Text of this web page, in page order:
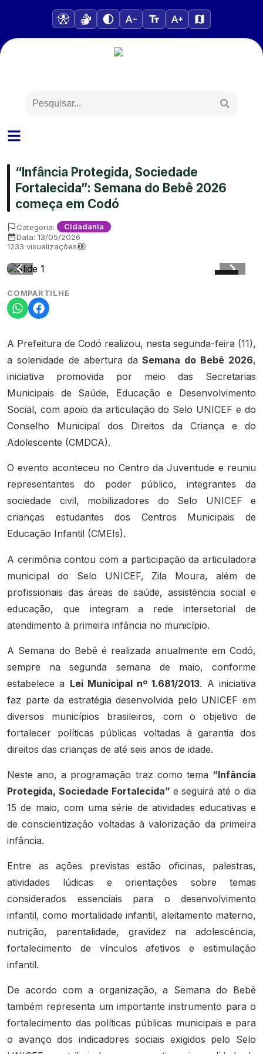
“Infância Protegida, Sociedade
Fortalecida”: Semana do Bebê 2026
começa em Codó
Categoria: Cidadania
Data: 13/05/2026
1233 visualizações
COMPARTILHE
A Prefeitura de Codó realizou, nesta segunda-feira (11),
a solenidade de abertura daSemana do Bebê 2026,
iniciativa promovida por meio das Secretarias
Municipais de Saúde, Educação e Desenvolvimento
Social, com apoio da articulação do Selo UNICEF e do
Conselho Municipal dos Direitos da Criança e do
Adolescente (CMDCA).
O evento aconteceu no Centro da Juventude e reuniu
representantes do poder público, integrantes da
sociedade civil, mobilizadores do Selo UNICEF e
crianças estudantes dos Centros Municipais de
Educação Infantil (CMEIs).
A cerimônia contou com a participação da articuladora
municipal do Selo UNICEF, Zila Moura, além de
profissionais das áreas de saúde, assistência social e
educação, que integram a rede intersetorial de
atendimento à primeira infância no município.
A Semana do Bebê é realizada anualmente em Codó,
sempre na segunda semana de maio, conforme
estabelece a Lei Municipal nº 1.681/2013. A iniciativa
faz parte da estratégia desenvolvida pelo UNICEF em
diversos municípios brasileiros, com o objetivo de
fortalecer políticas públicas voltadas à garantia dos
direitos das crianças de até seis anos de idade.
Neste ano, a programação traz como tema “Infância
Protegida, Sociedade Fortalecida” e seguirá até o dia
15 de maio, com uma série de atividades educativas e
de conscientização voltadas à valorização da primeira
infância.
Entre as ações previstas estão oficinas, palestras,
atividades lúdicas e orientações sobre temas
considerados essenciais para o desenvolvimento
infantil, como mortalidade infantil, aleitamento materno,
nutrição, parentalidade, gravidez na adolescência,
fortalecimento de vínculos afetivos e estimulação
infantil.
De acordo com a organização, a Semana do Bebê
também representa um importante instrumento para o
fortalecimento das políticas públicas municipais e para
o avanço dos indicadores sociais exigidos pelo Selo